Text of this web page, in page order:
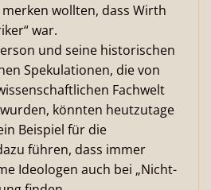
wollten, dass Wirth
war.
und seine historischen
Spekulationen, die von
Fachwelt
könnten heutzutage
Beispiel für die
führen, dass immer
Ideologen auch bei „Nicht-